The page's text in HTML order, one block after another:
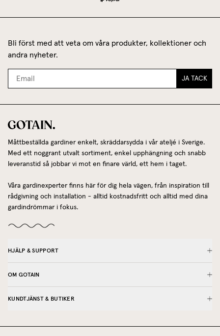
gardinlook. Inspireras och kopiera looken i vårt
Utforska vårt sortiment avtunna gardiner
passa alla hem. Våra tunna gardiner finns i färgerna:
Beige
Blå
Ljusrosa
Se vår guide om hur du inreder med tunna gardiner för mer
inspiration.
Bli först med att veta om våra produkter, kollektioner och
andra nyheter.
JA TACK
Måttbeställda gardiner enkelt, skräddarsydda i vår ateljé i Sverige.
Med ett noggrant utvalt sortiment, enkel upphängning och snabb
leveranstid så jobbar vi mot en finare värld, ett hem i taget.
Våra gardinexperter finns här för dig hela vägen, från inspiration till
rådgivning och installation - alltid kostnadsfritt och alltid med dina
gardindrömmar i fokus.
HJÄLP & SUPPORT
OM GOTAIN
KUNDTJÄNST & BUTIKER